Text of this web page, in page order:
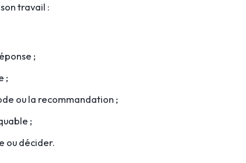
travail :
;
;
ou la recommandation ;
;
ou décider.